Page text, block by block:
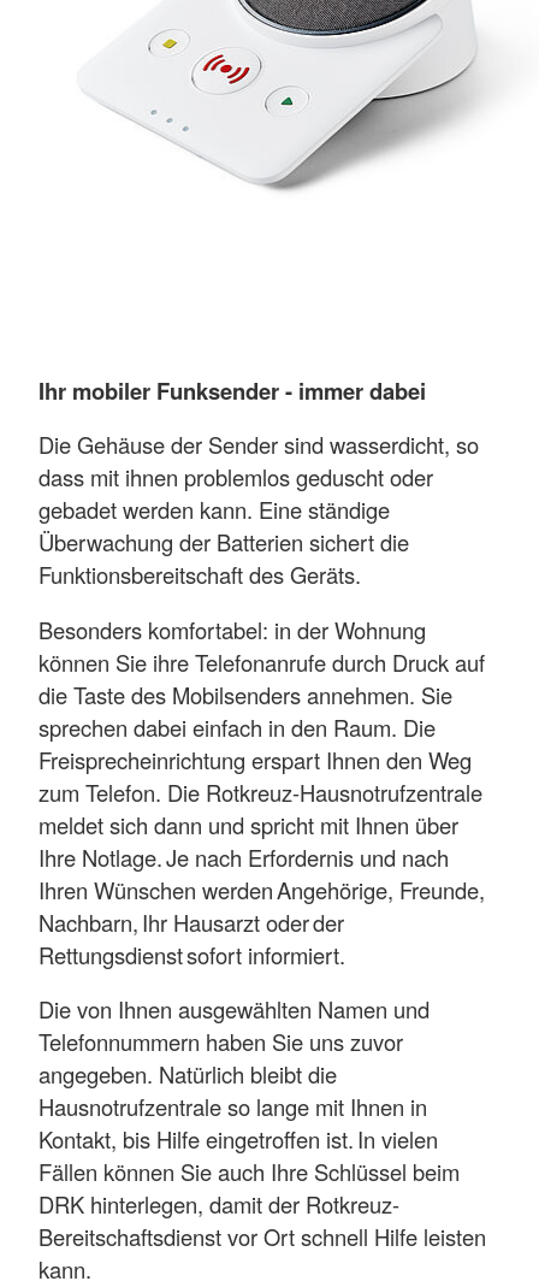
Ihr mobiler Funksender - immer dabei
Die Gehäuse der Sender sind wasserdicht, so
dass mit ihnen problemlos geduscht oder
gebadet werden kann. Eine ständige
Überwachung der Batterien sichert die
Funktionsbereitschaft des Geräts.
Besonders komfortabel: in der Wohnung
können Sie ihre Telefonanrufe durch Druck auf
die Taste des Mobilsenders annehmen. Sie
sprechen dabei einfach in den Raum. Die
Freisprecheinrichtung erspart Ihnen den Weg
zum Telefon. Die Rotkreuz-Hausnotrufzentrale
meldet sich dann und spricht mit Ihnen über
Ihre Notlage. Je nach Erfordernis und nach
Ihren Wünschen werden Angehörige, Freunde,
Nachbarn, Ihr Hausarzt oder der
Rettungsdienst sofort informiert.
Die von Ihnen ausgewählten Namen und
Telefonnummern haben Sie uns zuvor
angegeben. Natürlich bleibt die
Hausnotrufzentrale so lange mit Ihnen in
Kontakt, bis Hilfe eingetroffen ist. In vielen
Fällen können Sie auch Ihre Schlüssel beim
DRK hinterlegen, damit der Rotkreuz-
Bereitschaftsdienst vor Ort schnell Hilfe leisten
kann.